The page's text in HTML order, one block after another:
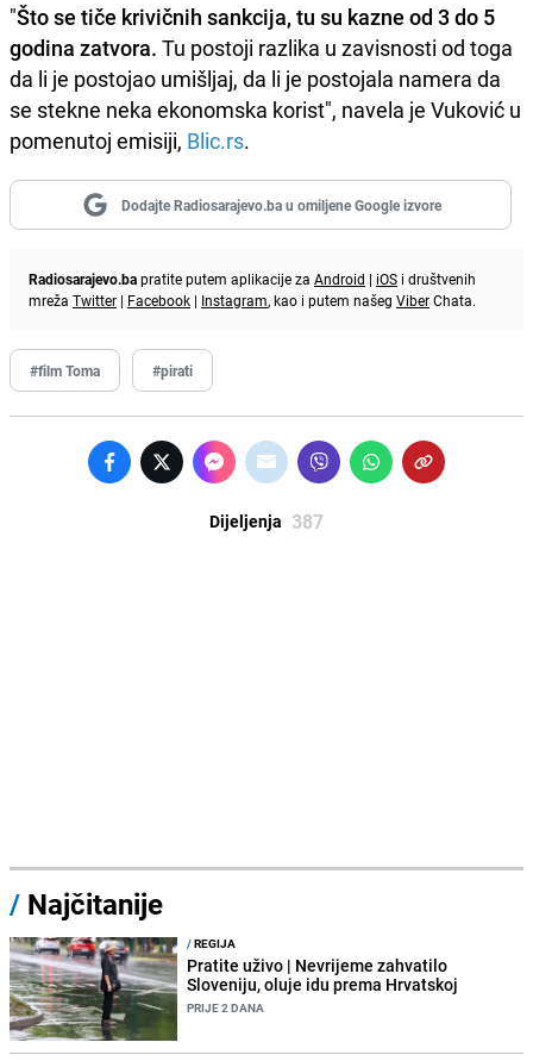
"Što se tiče krivičnih sankcija, tu su kazne od 3 do 5
godina zatvora. Tu postoji razlika u zavisnosti od toga
da li je postojao umišljaj, da li je postojala namera da
se stekne neka ekonomska korist", navela je Vuković u
pomenutoj emisiji, Blic.rs.
Dodajte Radiosarajevo.ba u omiljene Google izvore
Radiosarajevo.bapratite putem aplikacije za Android | iOS i društvenih
mreža Twitter | Facebook | Instagram, kao i putem našeg ViberChata.
#film Toma #pirati
Dijeljenja 387
/ Najčitanije
/REGIJA
Pratite uživo | Nevrijeme zahvatilo
Sloveniju, oluje idu prema Hrvatskoj
PRIJE 2 DANA